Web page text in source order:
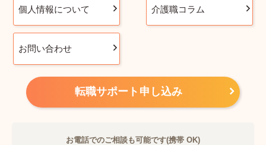
個人情報について 介護職コラム
お問い合わせ
転職サポート申し込み
お電話でのご相談も可能です(携帯 OK)